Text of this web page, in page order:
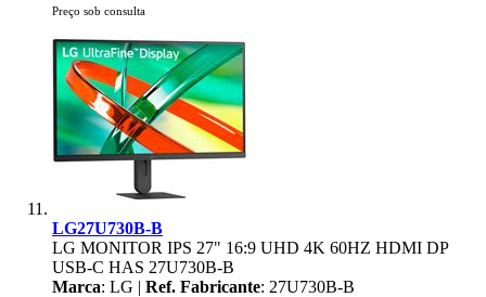
Preço sob consulta
LG27U730B-B
LG MONITOR IPS 27" 16:9 UHD 4K 60HZ HDMI DP
USB-C HAS 27U730B-B
Marca: LG | Ref. Fabricante: 27U730B-B